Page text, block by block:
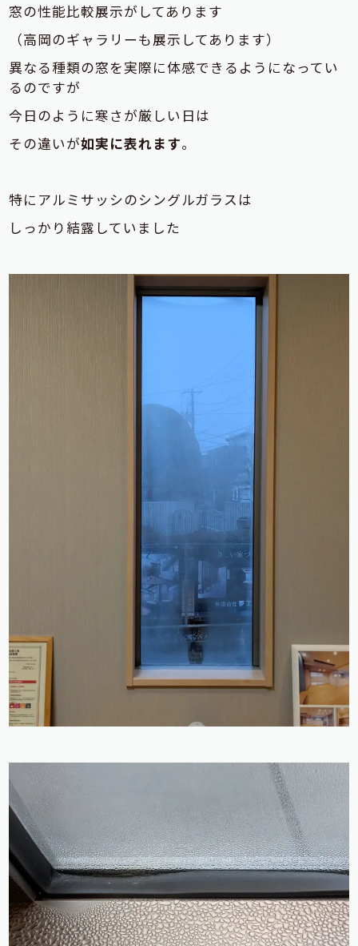
窓の性能比較展示がしてあります
（高岡のギャラリーも展示してあります）
異なる種類の窓を実際に体感できるようになってい
るのですが
今日のように寒さが厳しい日は
その違いが如実に表れます。
特にアルミサッシのシングルガラスは
しっかり結露していました